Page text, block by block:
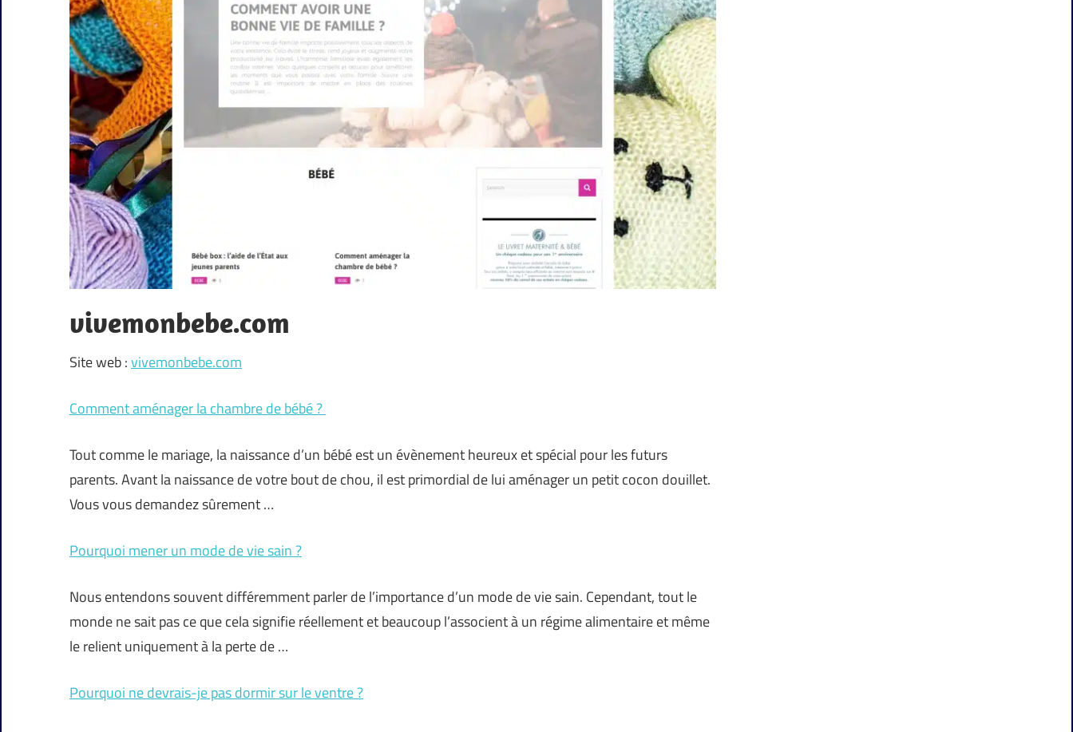
vivemonbebe.com
Site web :vivemonbebe.com
Comment aménager la chambre de bébé ?
Tout comme le mariage, la naissance d’un bébé est un évènement heureux et spécial pour les futurs
parents. Avant la naissance de votre bout de chou, il est primordial de lui aménager un petit cocon douillet.
Vous vous demandez sûrement…
Pourquoi mener un mode de vie sain ?
Nous entendons souvent différemment parler de l’importance d’un mode de vie sain. Cependant, tout le
monde ne sait pas ce que cela signifie réellement et beaucoup l’associent à un régime alimentaire et même
le relient uniquement à la perte de …
Pourquoi ne devrais-je pas dormir sur le ventre ?